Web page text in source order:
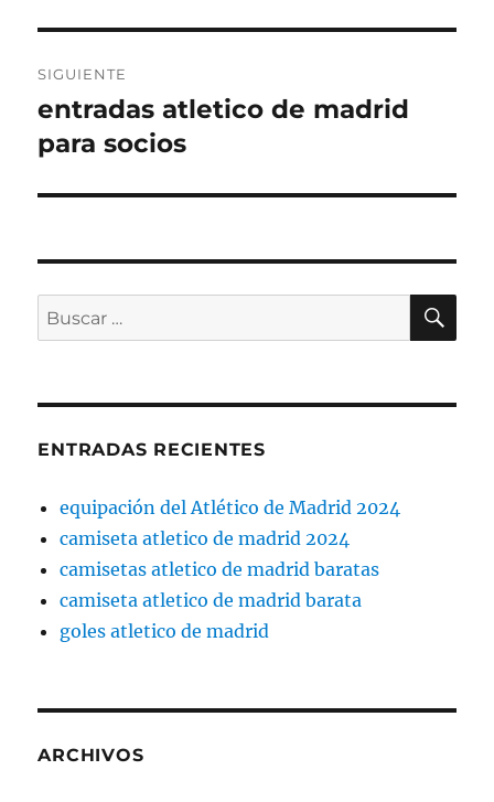
SIGUIENTE
Entrada
siguiente:
entradas atletico de madrid
para socios
Buscar
por:
ENTRADAS RECIENTES
equipación del Atlético de Madrid 2024
camiseta atletico de madrid 2024
camisetas atletico de madrid baratas
camiseta atletico de madrid barata
goles atletico de madrid
ARCHIVOS